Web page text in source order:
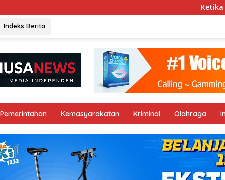
Ketika
Indeks Berita
Pemerintahan Kemasyarakatan Kriminal Olahraga